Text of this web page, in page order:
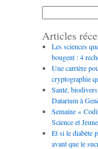
Articles
Les sciences
bougent : 4
Une carrière
cryptographie
Santé,
Datarium à
Semaine «
Science et
Et si le diabète
avant que le